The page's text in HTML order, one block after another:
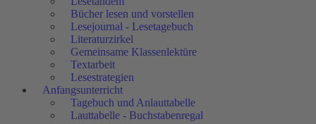
Bücher lesen und vorstellen
Lesejournal - Lesetagebuch
Literaturzirkel
Gemeinsame Klassenlektüre
Textarbeit
Lesestrategien
Anfangsunterricht
Tagebuch und Anlauttabelle
Lauttabelle - Buchstabenregal